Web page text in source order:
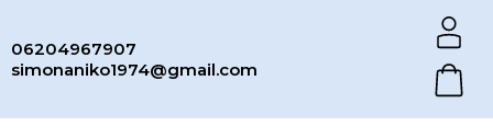
06204967907
simonaniko1974@gmail.com